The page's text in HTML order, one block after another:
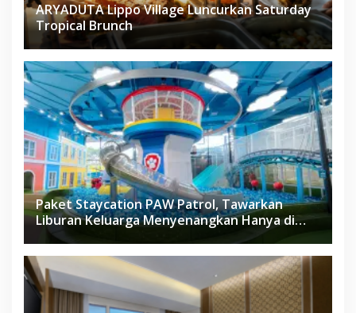
ARYADUTA Lippo Village Luncurkan Saturday
Tropical Brunch
Paket Staycation PAW Patrol, Tawarkan
Liburan Keluarga Menyenangkan Hanya di
Herloom Hotel BSD